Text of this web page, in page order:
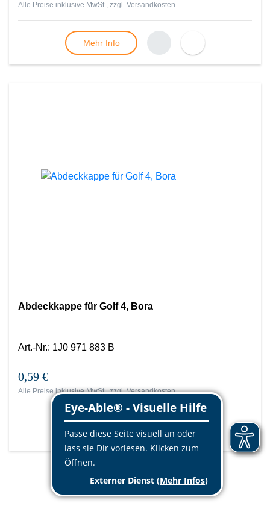
Alle Preise inklusive MwSt., zzgl. Versandkosten
Mehr Info
Abdeckkappe für Golf 4, Bora
Art.-Nr.: 1J0 971 883 B
0,59 €
Alle Preise inklusive MwSt., zzgl.Versandkosten
Mehr Info
Mehr laden